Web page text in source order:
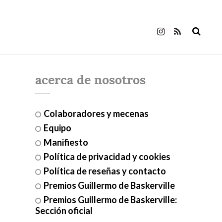
acerca de nosotros
Colaboradores y mecenas
Equipo
Manifiesto
Política de privacidad y cookies
Política de reseñas y contacto
Premios Guillermo de Baskerville
Premios Guillermo de Baskerville:
Sección oficial